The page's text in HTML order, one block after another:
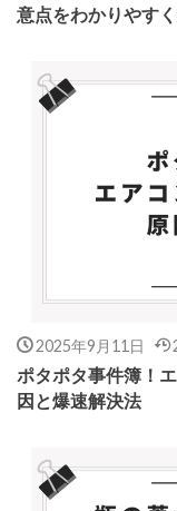
意点をわかりやす
2025年9月11日
ポタポタ事件簿！
因と爆速解決法